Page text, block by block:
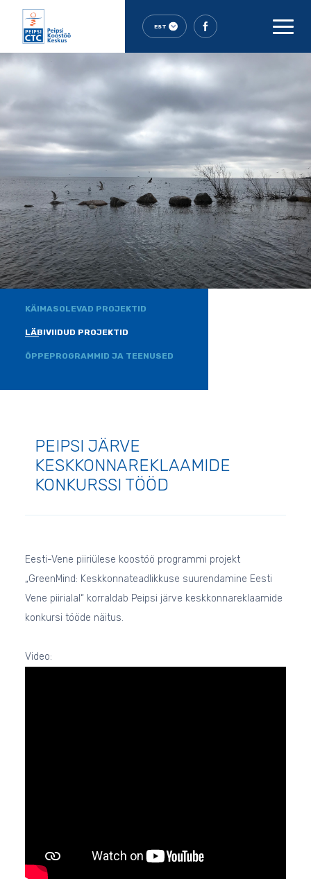
EST
KÄIMASOLEVAD PROJEKTID
LÄBIVIIDUD PROJEKTID
ÕPPEPROGRAMMID JA TEENUSED
PEIPSI JÄRVE
KESKKONNAREKLAAMIDE
KONKURSSI TÖÖD
Eesti-Vene piiriülese koostöö programmi projekt
„GreenMind: Keskkonnateadlikkuse suurendamine Eesti
Vene piirialal“ korraldab Peipsi järve keskkonnareklaamide
konkursi tööde näitus.
Video: